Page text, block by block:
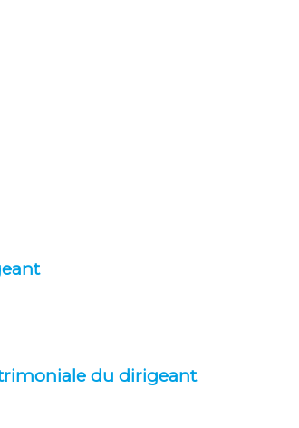
du dirigeant